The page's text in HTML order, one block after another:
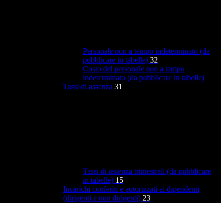
Personale non a tempo indeterminato (da
pubblicare in tabelle) 32
Costo del personale non a tempo
indeterminato (da pubblicare in tabelle)
Tassi di assenza 31
Tassi di assenza trimestrali (da pubblicare
in tabelle) 15
Incarichi conferiti e autorizzati ai dipendenti
(dirigenti e non dirigenti) 23